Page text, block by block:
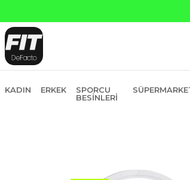
Yapı Kredi
KADIN ERKEK
SPORCU
BESINLERI